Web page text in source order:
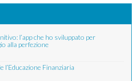
l’app che ho sviluppato per
alla perfezione
l’Educazione Finanziaria